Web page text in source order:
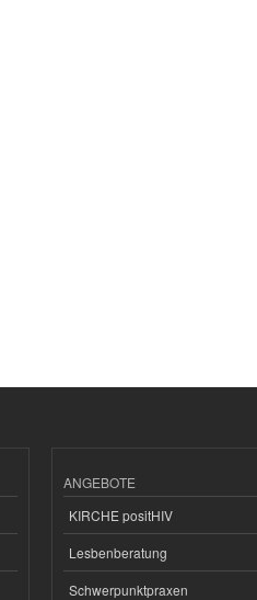
ANGEBOTE
KIRCHE positHIV
Lesbenberatung
Schwerpunktpraxen